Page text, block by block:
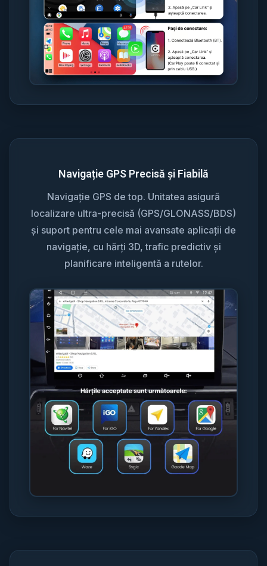
Navigație GPS Precisă și Fiabilă
Navigație GPS de top. Unitatea asigură
localizare ultra-precisă (GPS/GLONASS/BDS)
și suport pentru cele mai avansate aplicații de
navigație, cu hărți 3D, trafic predictiv și
planificare inteligentă a rutelor.